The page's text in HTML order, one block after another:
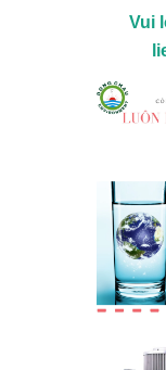
Vui